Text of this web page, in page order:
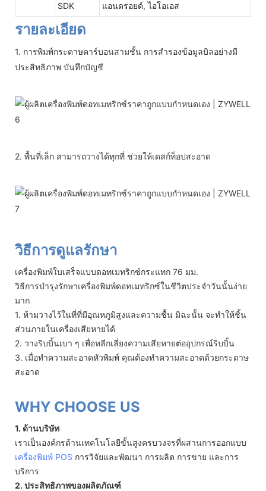
SDK แอนดรอยด์, ไอโอเอส
รายละเอียด
1. การพิมพ์กระดาษคาร์บอนสามชั้น การสำรองข้อมูลบิลอย่างมี
ประสิทธิภาพ บันทึกบัญชี
2. พื้นที่เล็ก สามารถวางได้ทุกที่ ช่วยให้เดสก์ท็อปสะอาด
วิธีการดูแลรักษา
เครื่องพิมพ์ใบเสร็จแบบดอทเมทริกซ์กระแทก 76 มม.
วิธีการบำรุงรักษาเครื่องพิมพ์ดอทเมทริกซ์ในชีวิตประจำวันนั้นง่าย
มาก
1. ห้ามวางไว้ในที่ที่มีอุณหภูมิสูงและความชื้น มิฉะนั้น จะทำให้ชิ้น
ส่วนภายในเครื่องเสียหายได้
2. วางริบบิ้นเบา ๆ เพื่อหลีกเลี่ยงความเสียหายต่ออุปกรณ์ริบบิ้น
3. เมื่อทำความสะอาดหัวพิมพ์ คุณต้องทำความสะอาดด้วยกระดาษ
สะอาด
WHY CHOOSE US
1. ด้านบริษัท
เราเป็นองค์กรด้านเทคโนโลยีขั้นสูงครบวงจรที่ผสานการออกแบบ
เครื่องพิมพ์ POS การวิจัยและพัฒนา การผลิต การขาย และการ
บริการ
2. ประสิทธิภาพของผลิตภัณฑ์